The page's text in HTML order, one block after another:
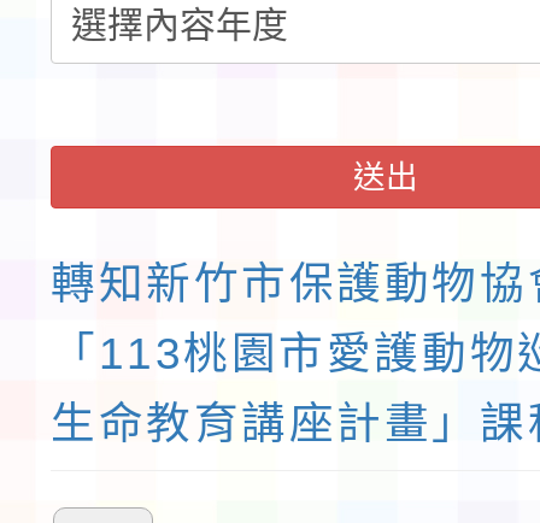
送出
轉知新竹市保護動物協
「113桃園市愛護動物
生命教育講座計畫」